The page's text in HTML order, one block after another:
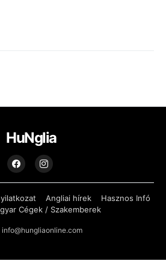
HuNglia
Angliai hírek
Hasznos Infó
Cégek / Szakemberek
info@hungliaonline.com